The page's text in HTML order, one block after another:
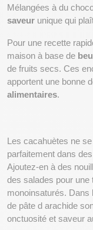
saveur unique qui
Pour une recette
maison à base de
de fruits secs. Ces
apportent une bonne
alimentaires.
Les cacahuètes ne
parfaitement dans
Ajoutez-en à des
des salades pour une
monoinsaturés.
de pâte d arachide
onctuosité et saveur